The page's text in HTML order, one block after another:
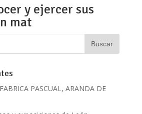
y ejercer sus
mat
PASCUAL, ARANDA DE